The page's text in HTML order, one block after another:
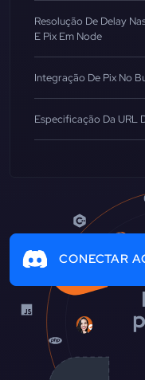
Resolução De Delay
E Pix Em Node
Integração De Pix No
Especificação Da URL
CONECTAR